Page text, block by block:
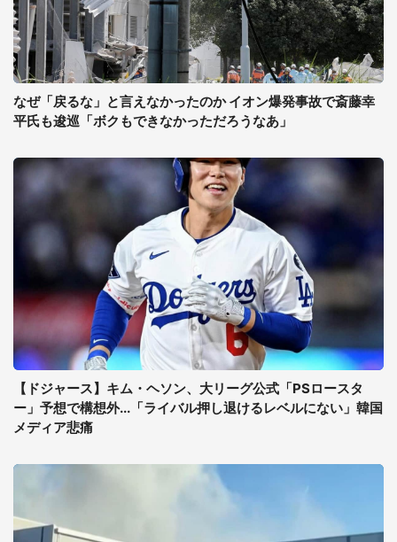
なぜ「戻るな」と言えなかったのか イオン爆発事故で斎藤幸
平氏も逡巡「ボクもできなかっただろうなあ」
【ドジャース】キム・ヘソン、大リーグ公式「PSロースタ
ー」予想で構想外...「ライバル押し退けるレベルにない」韓国
メディア悲痛